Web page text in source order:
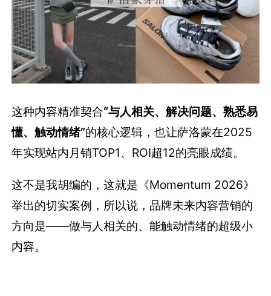
这种内容精准契合“与人相关、解决问题、熟悉易
懂、触动情绪”的核心逻辑，也让萨洛蒙在2025
年实现站内月销TOP1、ROI超12的亮眼成绩。
这不是我胡编的，这就是《Momentum 2026》
举出的切实案例，所以说，品牌未来内容营销的
方向是——做与人相关的、能触动情绪的超级小
内容。